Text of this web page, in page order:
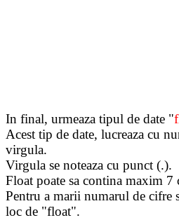
In final, urmeaza tipul de date "
Acest tip de date, lucreaza cu
virgula.
Virgula se noteaza cu punct (.).
Float poate sa contina maxim 7
Pentru a marii numarul de cifre
loc de "float".